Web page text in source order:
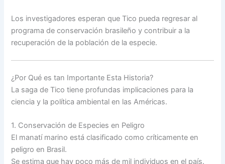
Los investigadores esperan que Tico pueda regresar al
programa de conservación brasileño y contribuir a la
recuperación de la población de la especie.
¿Por Qué es tan Importante Esta Historia?
La saga de Tico tiene profundas implicaciones para la
ciencia y la política ambiental en las Américas.
1. Conservación de Especies en Peligro
El manatí marino está clasificado como críticamente en
peligro en Brasil.
Se estima que hay poco más de mil individuos en el país.